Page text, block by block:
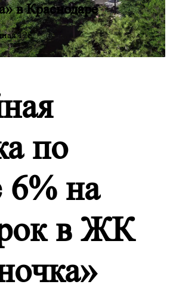
в Краснодаре
128
по
6% на
в ЖК